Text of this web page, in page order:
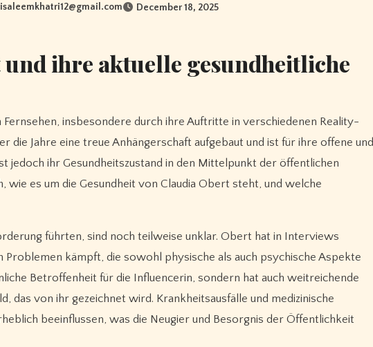
December 18, 2025
ihre aktuelle gesundheitliche
die Jahre eine treue Anhängerschaft aufgebaut und ist für ihre offene und
ihr Gesundheitszustand in den Mittelpunkt der öffentlichen
wie es um die Gesundheit von Claudia Obert steht, und welche
führten, sind noch teilweise unklar. Obert hat in Interviews
kämpft, die sowohl physische als auch psychische Aspekte
Betroffenheit für die Influencerin, sondern hat auch weitreichende
das von ihr gezeichnet wird. Krankheitsausfälle und medizinische
beeinflussen, was die Neugier und Besorgnis der Öffentlichkeit